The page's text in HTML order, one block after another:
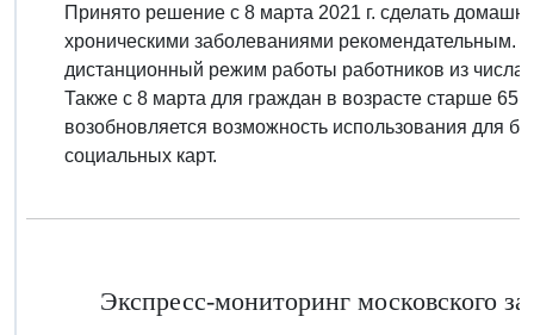
Принято решение с 8 марта 2021 г. сделать
хроническими заболеваниями рекомендательным.
дистанционный режим работы работников из числа
Также с 8 марта для граждан в возрасте старше 65
возобновляется возможность использования для
социальных карт.
Экспресс-мониторинг московского